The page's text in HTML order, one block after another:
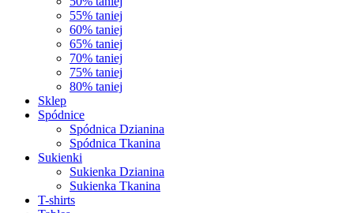
55% taniej
60% taniej
65% taniej
70% taniej
75% taniej
80% taniej
Sklep
Spódnice
Spódnica Dzianina
Spódnica Tkanina
Sukienki
Sukienka Dzianina
Sukienka Tkanina
T-shirts